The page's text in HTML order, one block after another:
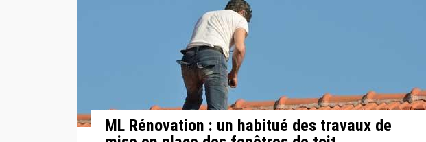
ML Rénovation : un habitué des travaux de